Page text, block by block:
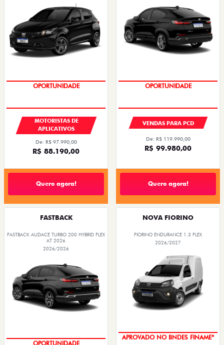
OPORTUNIDADE
MOTORISTAS DE
APLICATIVOS
De: R$ 97.990,00
R$ 88.190,00
Quero agora!
OPORTUNIDADE
VENDAS PARA PCD
De: R$ 119.990,00
R$ 99.980,00
Quero agora!
FASTBACK
FASTBACK AUDACE TURBO 200 HYBRID FLEX
AT 2026
2026/2026
OPORTUNIDADE
NOVA FIORINO
FIORINO ENDURANCE 1.3 FLEX
2026/2027
APROVADO NO BNDES FINAME*